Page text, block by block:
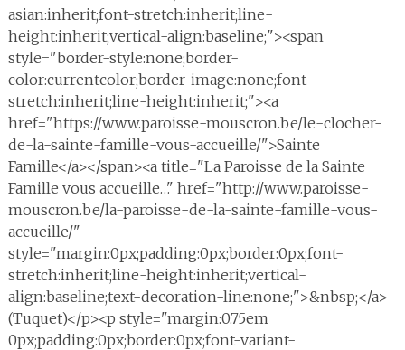
asian:inherit;font-stretch:inherit;line-
height:inherit;vertical-align:baseline;"><span
style="border-style:none;border-
color:currentcolor;border-image:none;font-
stretch:inherit;line-height:inherit;"><a
href="https://www.paroisse-mouscron.be/le-clocher-
de-la-sainte-famille-vous-accueille/">Sainte
Famille</a></span><a title="La Paroisse de la Sainte
Famille vous accueille…" href="http://www.paroisse-
mouscron.be/la-paroisse-de-la-sainte-famille-vous-
accueille/"
style="margin:0px;padding:0px;border:0px;font-
stretch:inherit;line-height:inherit;vertical-
align:baseline;text-decoration-line:none;">&nbsp;</a>
(Tuquet)</p><p style="margin:0.75em
0px;padding:0px;border:0px;font-variant-